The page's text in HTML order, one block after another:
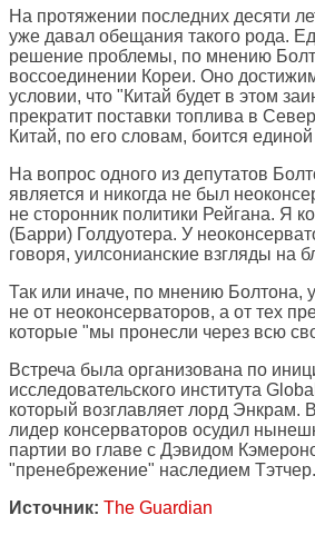
На протяжении последних десяти
уже давал обещания такого рода.
решение проблемы, по мнению
воссоединении Кореи. Оно
условии, что "Китай будет в этом
прекратит поставки топлива в
Китай, по его словам, боится
На вопрос одного из депутатов
является и никогда не был
не сторонник политики Рейгана. Я
(Барри) Голдуотера. У
говоря, уилсонианские взгляды на
Так или иначе, по мнению Болтона,
не от неоконсерваторов, а от тех
которые "мы пронесли через всю
Встреча была организована по
исследовательского института
который возглавляет лорд Энкрам.
лидер консерваторов осудил
партии во главе с Дэвидом
"пренебрежение" наследием Тэтчер.
Источник: The Guardian